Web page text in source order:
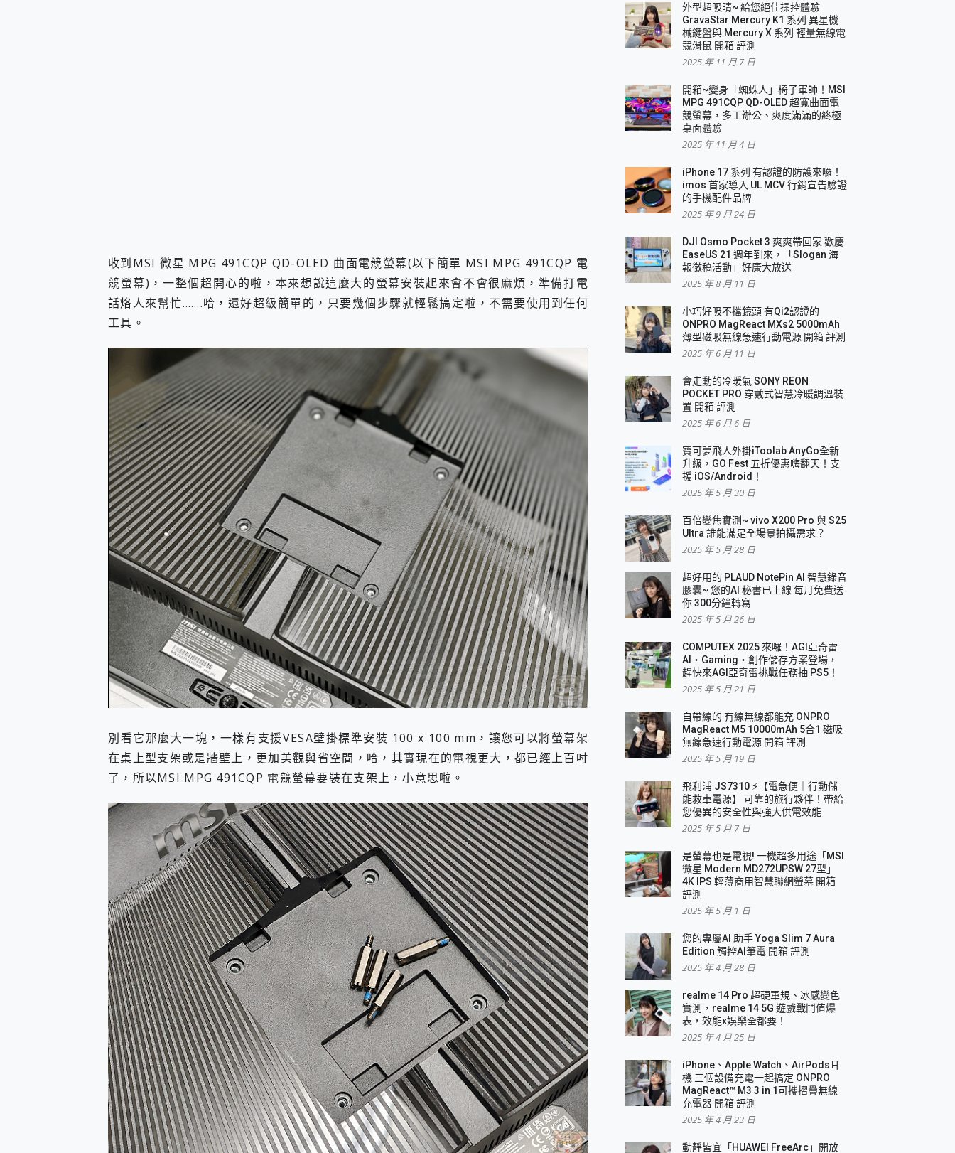
收到MSI 微星 MPG 491CQP QD-OLED 曲面電競螢幕(以下簡單 MSI MPG 491CQP 電
競螢幕)，一整個超開心的啦，本來想說這麼大的螢幕安裝起來會不會很麻煩，準備打電
話烙人來幫忙…….哈，還好超級簡單的，只要幾個步驟就輕鬆搞定啦，不需要使用到任何
工具。
別看它那麼大一塊，一樣有支援VESA壁掛標準安裝 100 x 100 mm，讓您可以將螢幕架
在桌上型支架或是牆壁上，更加美觀與省空間，哈，其實現在的電視更大，都已經上百吋
了，所以MSI MPG 491CQP 電競螢幕要裝在支架上，小意思啦。
外型超吸晴~ 給您絕佳操控體驗
GravaStar Mercury K1 系列 異星機
械鍵盤與 Mercury X 系列 輕量無線電
競滑鼠 開箱 評測
2025 年 11 月 7 日
開箱~變身「蜘蛛人」椅子軍師！MSI
MPG 491CQP QD-OLED 超寬曲面電
競螢幕，多工辦公、爽度滿滿的終極
桌面體驗
2025 年 11 月 4 日
iPhone 17 系列 有認證的防護來囉！
imos 首家導入 UL MCV 行銷宣告驗證
的手機配件品牌
2025 年 9 月 24 日
DJI Osmo Pocket 3 爽爽帶回家 歡慶
EaseUS 21 週年到來，「Slogan 海
報徵稿活動」好康大放送
2025 年 8 月 11 日
小巧好吸不擋鏡頭 有Qi2認證的
ONPRO MagReact MXs2 5000mAh
薄型磁吸無線急速行動電源 開箱 評測
2025 年 6 月 11 日
會走動的冷暖氣 SONY REON
POCKET PRO 穿戴式智慧冷暖調溫裝
置 開箱 評測
2025 年 6 月 6 日
寶可夢飛人外掛iToolab AnyGo全新
升級，GO Fest 五折優惠嗨翻天！支
援 iOS/Android！
2025 年 5 月 30 日
百倍變焦實測~ vivo X200 Pro 與 S25
Ultra 誰能滿足全場景拍攝需求？
2025 年 5 月 28 日
超好用的 PLAUD NotePin AI 智慧錄音
膠囊~ 您的AI 秘書已上線 每月免費送
你 300分鐘轉寫
2025 年 5 月 26 日
COMPUTEX 2025 來囉！AGI亞奇雷
AI・Gaming・創作儲存方案登場，
趕快來AGI亞奇雷挑戰任務抽 PS5！
2025 年 5 月 21 日
自帶線的 有線無線都能充 ONPRO
MagReact M5 10000mAh 5合1 磁吸
無線急速行動電源 開箱 評測
2025 年 5 月 19 日
飛利浦 JS7310 ⚡【電急便｜行動儲
能救車電源】 可靠的旅行夥伴！帶給
您優異的安全性與強大供電效能
2025 年 5 月 7 日
是螢幕也是電視! 一機超多用途「MSI
微星 Modern MD272UPSW 27型」
4K IPS 輕薄商用智慧聯網螢幕 開箱
評測
2025 年 5 月 1 日
您的專屬AI 助手 Yoga Slim 7 Aura
Edition 觸控AI筆電 開箱 評測
2025 年 4 月 28 日
realme 14 Pro 超硬軍規、冰感變色
實測，realme 14 5G 遊戲戰鬥值爆
表，效能x娛樂全都要！
2025 年 4 月 25 日
iPhone、Apple Watch、AirPods耳
機 三個設備充電一起搞定 ONPRO
MagReact™ M3 3 in 1可攜摺疊無線
充電器 開箱 評測
2025 年 4 月 23 日
動靜皆宜「HUAWEI FreeArc」開放